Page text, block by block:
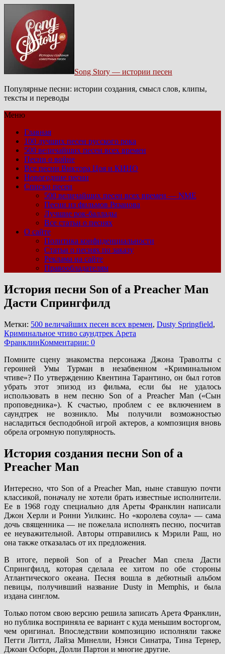
Song Story — истории песен
Популярные песни: истории создания, смысл слов, клипы,
тексты и переводы
Меню
Главная
100 лучших песен русского рока
500 величайших песен всех времен
Песни о войне
Все песни Виктора Цоя и КИНО
Новогодние песни
Списки песен
500 величайших песен всех времен — NME
Песни из фильмов Рязанова
Лучшие рок-баллады
Все статьи о песнях
О сайте
Политика конфиденциальности
Статьи о песнях по заказу
Реклама на сайте
Правообладателям
История песни Son of a Preacher Man
Дасти Спрингфилд
Метки: 500 величайших песен всех времен, Dusty Springfield,
Криминальное чтиво саундтрек Арета
ФранклинКомментарии: 0
Помните сцену знакомства персонажа Джона Траволты с
героиней Умы Турман в незабвенном «Криминальном
чтиве»? По утверждению Квентина Тарантино, он был готов
убрать этот эпизод из фильма, если бы не удалось
использовать в нем песню Son of a Preacher Man («Сын
проповедника»). К счастью, проблем с ее включением в
саундтрек не возникло. Мы получили возможностью
насладиться бесподобной игрой актеров, а композиция вновь
обрела огромную популярность.
История создания песни Son of a
Preacher Man
Интересно, что Son of a Preacher Man, ныне ставшую почти
классикой, поначалу не хотели брать известные исполнители.
Ее в 1968 году специально для Ареты Франклин написали
Джон Херли и Ронни Уилкинс. Но «королева соула» — сама
дочь священника — не пожелала исполнять песню, посчитав
ее неуважительной. Авторы отправились к Мэрили Раш, но
она также отказалась от их предложения.
В итоге, первой Son of a Preacher Man спела Дасти
Спрингфилд, которая сделала ее хитом по обе стороны
Атлантического океана. Песня вошла в дебютный альбом
певицы, получивший название Dusty in Memphis, и была
издана синглом.
Только потом свою версию решила записать Арета Франклин,
но публика восприняла ее вариант с куда меньшим восторгом,
чем оригинал. Впоследствии композицию исполняли также
Пегги Литтл, Лайза Минелли, Нэнси Синатра, Тина Тернер,
Джоан Осборн, Долли Партон и многие другие.